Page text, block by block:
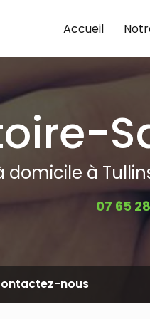
Accueil
domicile à
07 65
nous